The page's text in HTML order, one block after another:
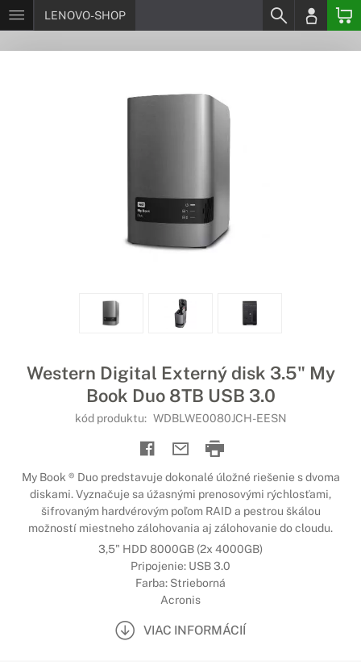
LENOVO-SHOP
Western Digital Externý disk 3.5" My
Book Duo 8TB USB 3.0
kód produktu: WDBLWE0080JCH-EESN
My Book ® Duo predstavuje dokonalé úložné riešenie s dvoma
diskami. Vyznačuje sa úžasnými prenosovými rýchlosťami,
šifrovaným hardvérovým poľom RAID a pestrou škálou
možností miestneho zálohovania aj zálohovanie do cloudu.
3,5" HDD 8000GB (2x 4000GB)
Pripojenie: USB 3.0
Farba: Strieborná
Acronis
VIAC INFORMÁCIÍ